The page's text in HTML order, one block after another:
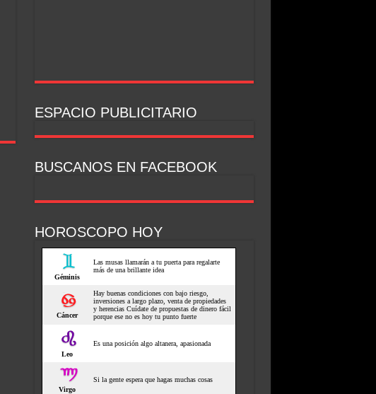
ESPACIO PUBLICITARIO
BUSCANOS EN FACEBOOK
HOROSCOPO HOY